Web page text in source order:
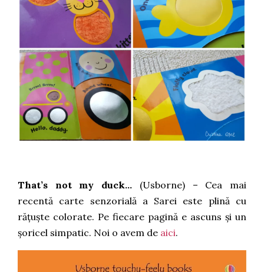
That’s not my duck… (Usborne)
– Cea mai
recentă carte senzorială a Sarei este plină cu
rățuște colorate. Pe fiecare pagină e ascuns și un
șoricel simpatic. Noi o avem de aici.